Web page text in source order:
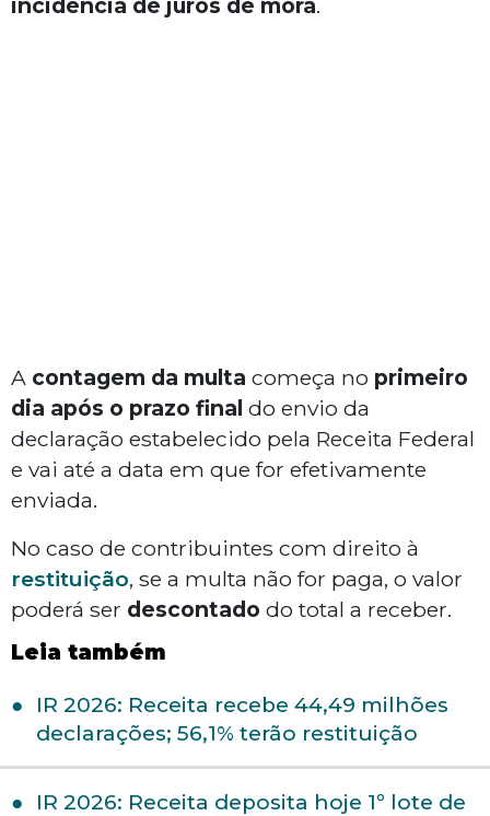
incidência de juros de mora.
A contagem da multa começa no primeiro
dia após o prazo final do envio da
declaração estabelecido pela Receita Federal
e vai até a data em que for efetivamente
enviada.
No caso de contribuintes com direito à
restituição, se a multa não for paga, o valor
poderá ser descontado do total a receber.
Leia também
IR 2026: Receita recebe 44,49 milhões
declarações; 56,1% terão restituição
IR 2026: Receita deposita hoje 1º lote de